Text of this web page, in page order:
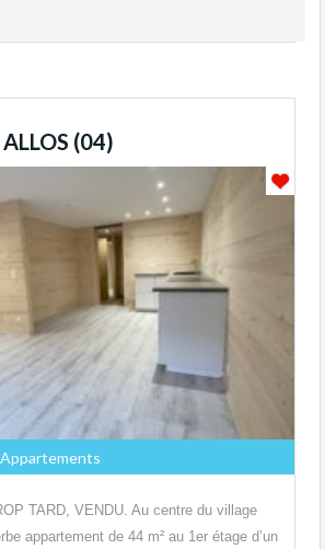
ALLOS (04)
Appartements
TARD, VENDU. Au centre du village
appartement de 44 m² au 1er étage d’un